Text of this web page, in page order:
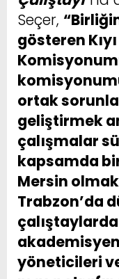
Seçer,
gösteren
ortak
geliştirmek
çalışmalar
kapsamda
Mersin
Trabzon’da
yöneticileri